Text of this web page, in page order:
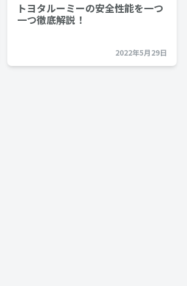
トヨタルーミーの安全性能を一つ
一つ徹底解説！
2022年5月29日